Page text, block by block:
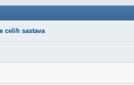
celih sastava